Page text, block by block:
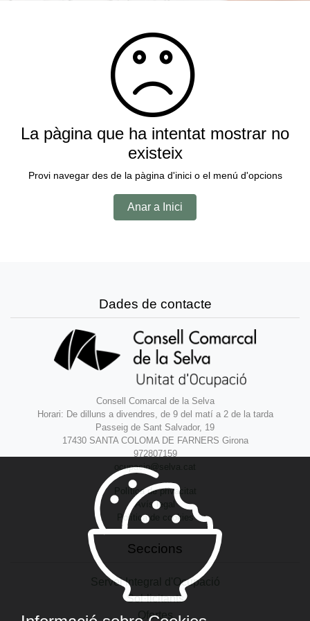
La pàgina que ha intentat mostrar no
existeix
Provi navegar des de la pàgina d'inici o el menú d'opcions
Anar a Inici
Dades de contacte
Consell Comarcal de la Selva
Horari: De dilluns a divendres, de 9 del matí a 2 de la tarda
Passeig de Sant Salvador, 19
17430 SANTA COLOMA DE FARNERS Girona
972807159
ocupacio@selva.cat
Política de privacitat
Avís legal
Política de cookies
Seccions
Servei Integral d'Ocupació
Sol·licitants
Ofertes